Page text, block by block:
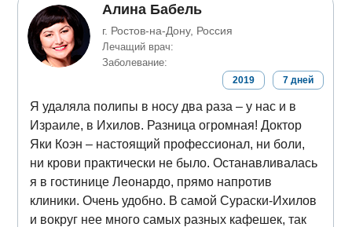
Алина Бабель
г. Ростов-на-Дону, Россия
Лечащий врач:
Заболевание:
2019 7 дней
Я удаляла полипы в носу два раза – у нас и в
Израиле, в Ихилов. Разница огромная! Доктор
Яки Коэн – настоящий профессионал, ни боли,
ни крови практически не было. Останавливалась
я в гостинице Леонардо, прямо напротив
клиники. Очень удобно. В самой Сураски-Ихилов
и вокруг нее много самых разных кафешек, так